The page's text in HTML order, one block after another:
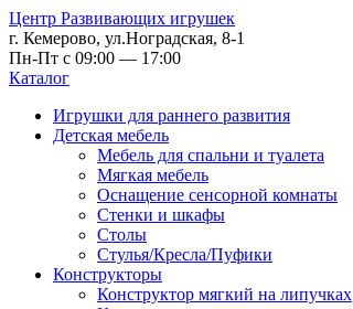
Центр Развивающих игрушек
г. Кемерово, ул.Ноградская, 8-1
Пн-Пт с 09:00 — 17:00
Каталог
Игрушки для раннего развития
Детская мебель
Мебель для спальни и туалета
Мягкая мебель
Оснащение сенсорной комнаты
Стенки и шкафы
Столы
Стулья/Кресла/Пуфики
Конструкторы
Конструктор мягкий на липучках